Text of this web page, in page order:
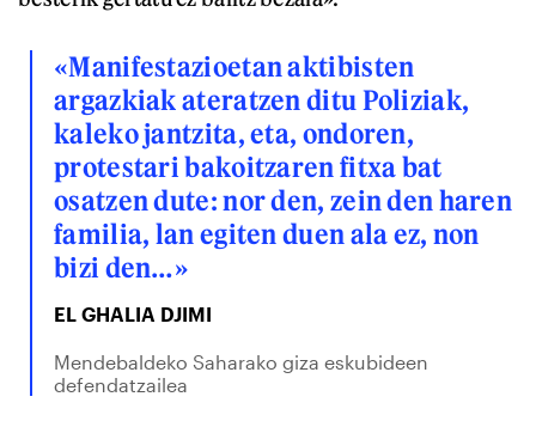
«Manifestazioetan aktibisten
argazkiak ateratzen ditu Poliziak,
kaleko jantzita, eta, ondoren,
protestari bakoitzaren fitxa bat
osatzen dute: nor den, zein den haren
familia, lan egiten duen ala ez, non
bizi den…»
EL GHALIA DJIMI
Mendebaldeko Saharako giza eskubideen
defendatzailea